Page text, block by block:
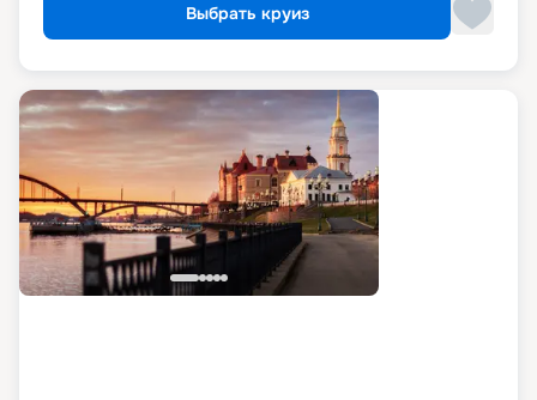
Выбрать круиз